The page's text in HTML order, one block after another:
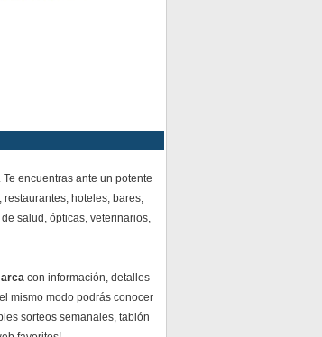
encuentras ante un potente
hoteles, bares,
salud, ópticas, veterinarios,
con información, detalles
mismo modo podrás conocer
sorteos semanales, tablón